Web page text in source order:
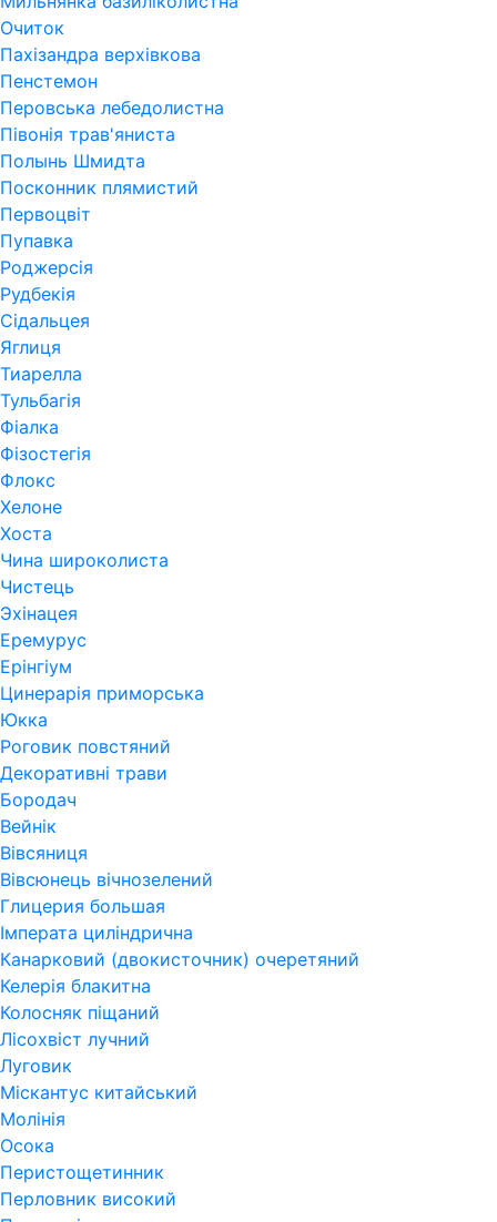
Очиток
Пахізандра верхівкова
Пенстемон
Перовська лебедолистна
Півонія трав'яниста
Полынь Шмидта
Посконник плямистий
Первоцвіт
Пупавка
Роджерсія
Рудбекія
Сідальцея
Яглиця
Тиарелла
Тульбагія
Фіалка
Фізостегія
Флокс
Хелоне
Хоста
Чина широколиста
Чистець
Эхінацея
Еремурус
Ерінгіум
Цинерарія приморська
Юкка
Роговик повстяний
Декоративні трави
Бородач
Вейнік
Вівсяниця
Вівсюнець вічнозелений
Глицерия большая
Імперата циліндрична
Канарковий (двокисточник) очеретяний
Келерія блакитна
Колосняк піщаний
Лісохвіст лучний
Луговик
Міскантус китайський
Молінія
Осока
Перистощетинник
Перловник високий